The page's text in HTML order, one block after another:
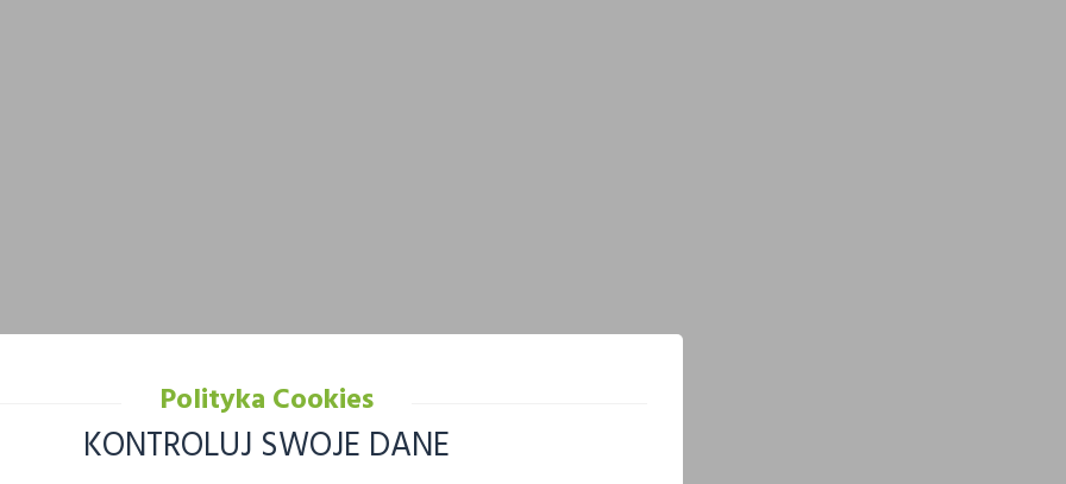
Polityka Cookies
KONTROLUJ SWOJE DANE